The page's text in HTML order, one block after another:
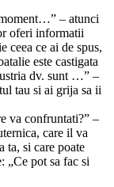
– atunci
oferi informatii
ceea ce ai de spus,
este castigata
dv. sunt …” –
tau si ai grija sa ii
va confruntati?” –
care il va
ta, si care poate
„Ce pot sa fac si